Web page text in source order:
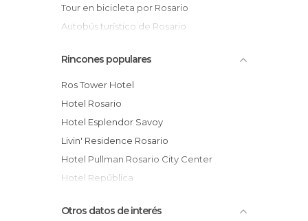
Tour en bicicleta por Rosario
Autobús turístico de Rosario
Paseo en lancha por el río Paraná
Tour privado por Rosario
Pesca en el río Paraná
Tour del Che Guevara
Rincones populares
Ros Tower Hotel
Hotel Rosario
Hotel Esplendor Savoy
Livin' Residence Rosario
Hotel Pullman Rosario City Center
Hotel República
Majestic Hotel Rosario
Otros datos de interés